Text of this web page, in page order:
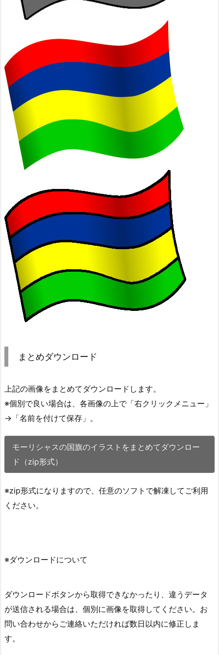
まとめダウンロード
上記の画像をまとめてダウンロードします。
※個別で良い場合は、各画像の上で「右クリックメニュー」
→「名前を付けて保存」。
モーリシャスの国旗のイラストをまとめてダウンロー
ド（zip形式）
※zip形式になりますので、任意のソフトで解凍してご利用
ください。
※ダウンロードについて
ダウンロードボタンから取得できなかったり、違うデータ
が送信される場合は、個別に画像を取得してください。お
問い合わせからご連絡いただければ数日以内に修正しま
す。